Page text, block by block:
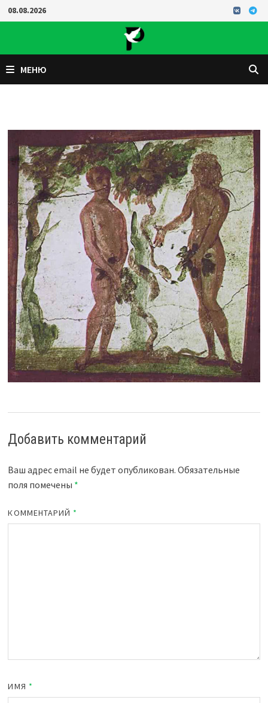
Перейти
к
08.08.2026
МЕНЮ
Добавить комментарий
Ваш адрес email не будет опубликован. Обязательные
поля помечены *
КОММЕНТАРИЙ *
ИМЯ *